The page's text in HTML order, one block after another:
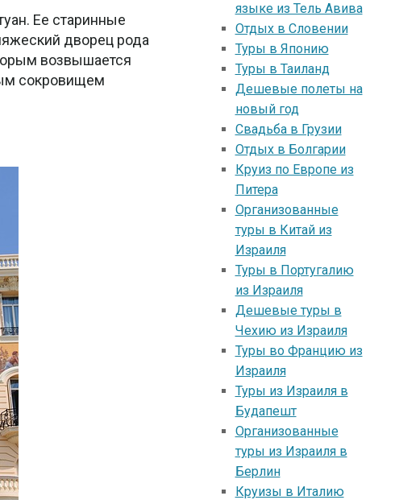
Ее старинные
дворец рода
возвышается
сокровищем
языке из Тель Авива
Отдых в Словении
Туры в Японию
Туры в Таиланд
Дешевые полеты на
новый год
Свадьба в Грузии
Отдых в Болгарии
Круиз по Европе из
Питера
Организованные
туры в Китай из
Израиля
Туры в Португалию
из Израиля
Дешевые туры в
Чехию из Израиля
Туры во Францию из
Израиля
Туры из Израиля в
Будапешт
Организованные
туры из Израиля в
Берлин
Круизы в Италию